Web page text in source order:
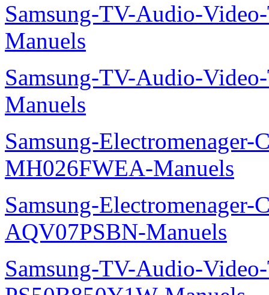
Samsung-TV-Audio-
Manuels
Samsung-TV-Audio-
Manuels
Samsung-Electromenager-
MH026FWEA-Manuels
Samsung-Electromenager-
AQV07PSBN-Manuels
Samsung-TV-Audio-